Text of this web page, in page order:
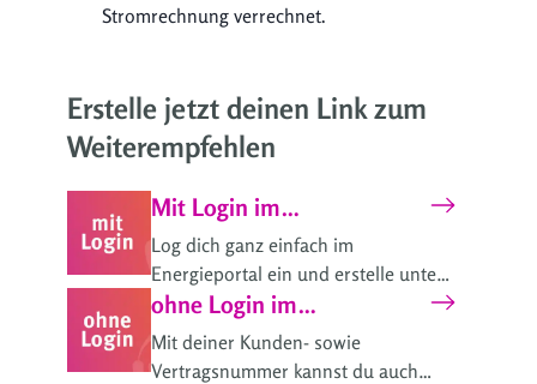
Stromrechnung verrechnet.
Erstelle jetzt deinen Link zum
Weiterempfehlen
Mit Login im
Energieportal
Log dich ganz einfach im
Energieportal ein und erstelle unter
"Freunde werben" deinen
persönlichen Link zum
Weiterempfehlen.
ohne Login im
Energieportal
Mit deiner Kunden- sowie
Vertragsnummer kannst du auch